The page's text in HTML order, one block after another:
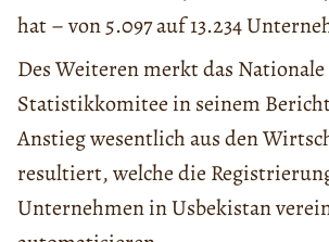
hat – von 5.097 auf 13.234
Des Weiteren merkt das Nationale
Statistikkomitee in seinem
Anstieg wesentlich aus den
resultiert, welche die
Unternehmen in Usbekistan